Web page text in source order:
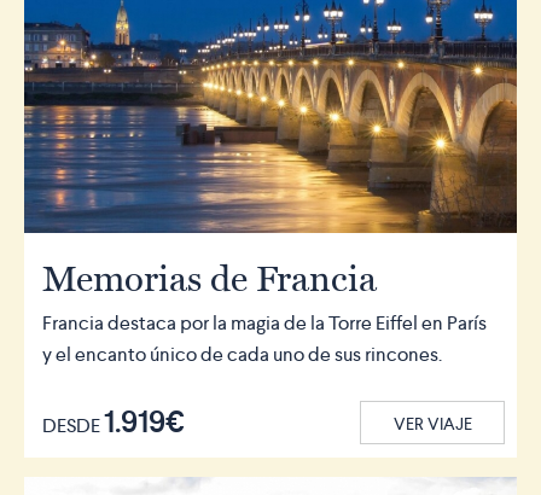
Memorias de Francia
Francia destaca por la magia de la Torre Eiffel en París
y el encanto único de cada uno de sus rincones.
DESDE1.919€ VER VIAJE